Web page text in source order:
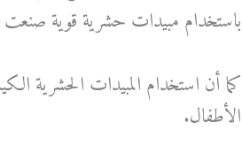
باستخدام مبيدات حشرية قوية
كما أن استخدام المبيدات الحشرية
الأطفال.